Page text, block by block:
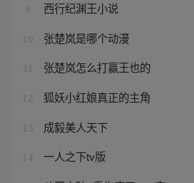
9 西行纪渊王小说
10 张楚岚是哪个动漫
张楚岚怎么打赢王也的
12 狐妖小红娘真正的主角
13 成毅美人天下
14 一人之下tv版